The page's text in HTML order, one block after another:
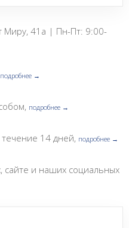
Миру, 41а | Пн-Пт: 9:00-
подробнее →
подробнее →
14 дней, подробнее →
сайте и наших социальных